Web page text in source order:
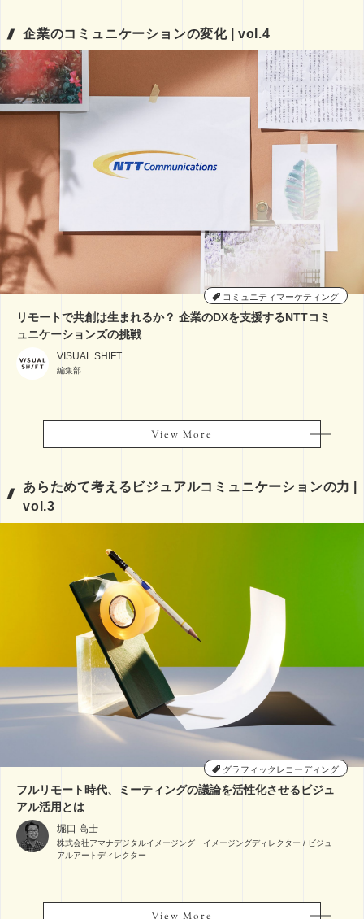
企業のコミュニケーションの変化 | vol.4
コミュニティマーケティング
リモートで共創は生まれるか？ 企業のDXを支援するNTTコミ
ュニケーションズの挑戦
VISUAL SHIFT
編集部
View More
View More
あらためて考えるビジュアルコミュニケーションの力 |
vol.3
グラフィックレコーディング
フルリモート時代、ミーティングの議論を活性化させるビジュ
アル活用とは
堀口 高士
株式会社アマナデジタルイメージング イメージングディレクター / ビジュ
アルアートディレクター